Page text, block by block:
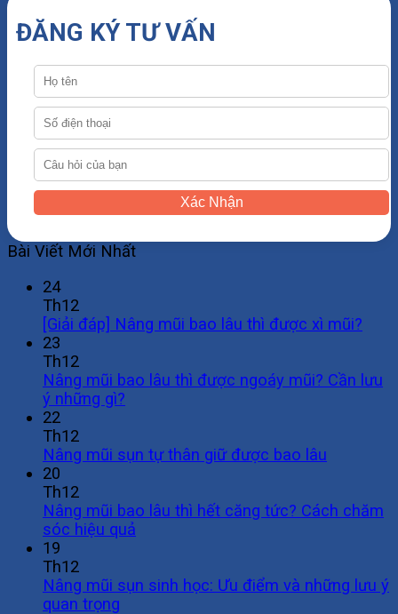
ĐĂNG KÝ TƯ VẤN
Xác Nhận
Bài Viết Mới Nhất
24
Th12
[Giải đáp] Nâng mũi bao lâu thì được xì mũi?
23
Th12
Nâng mũi bao lâu thì được ngoáy mũi? Cần lưu
ý những gì?
22
Th12
Nâng mũi sụn tự thân giữ được bao lâu
20
Th12
Nâng mũi bao lâu thì hết căng tức? Cách chăm
sóc hiệu quả
19
Th12
Nâng mũi sụn sinh học: Ưu điểm và những lưu ý
quan trọng